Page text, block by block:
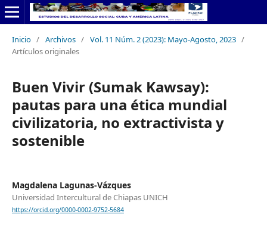
Inicio / Archivos / Vol. 11 Núm. 2 (2023): Mayo-Agosto, 2023 /
Artículos originales
Buen Vivir (Sumak Kawsay):
pautas para una ética mundial
civilizatoria, no extractivista y
sostenible
Magdalena Lagunas-Vázques
Universidad Intercultural de Chiapas UNICH
https://orcid.org/0000-0002-9752-5684